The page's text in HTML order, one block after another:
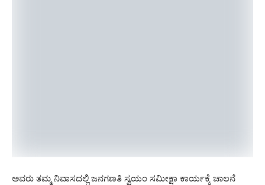
ಅವರು ತಮ್ಮ ನಿವಾಸದಲ್ಲಿ ಜನಗಣತಿ ಸ್ವಯಂ ಸಮೀಕ್ಷಾ ಕಾರ್ಯಕ್ಕೆ ಚಾಲನೆ